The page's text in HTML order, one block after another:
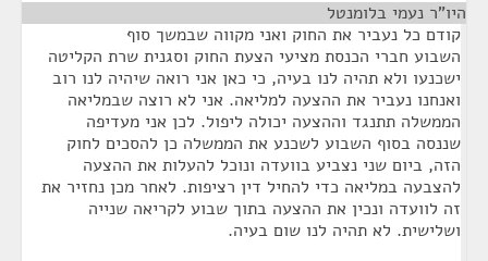
היו"ר נעמי בלומנטל
קודם כל נעביר את החוק ואני מקווה שבמשך סוף
השבוע חברי הכנסת מציעי הצעת החוק וסגנית שרת הקליטה
ישכנעו ולא תהיה לנו בעיה, כי כאן אני רואה שיהיה לנו רוב
ואנחנו נעביר את ההצעה למליאה. אני לא רוצה שבמליאה
הממשלה תתנגד וההצעה יכולה ליפול. לכן אני מעדיפה
שננסה בסוף השבוע לשכנע את הממשלה כן להסכים לחוק
הזה, ביום שני נצביע בוועדה ונוכל להעלות את ההצעה
להצבעה במליאה כדי להחיל דין רציפות. לאחר מכן נחזיר את
זה לוועדה ונכין את ההצעה בתוך שבוע לקריאה שנייה
ושלישית. לא תהיה לנו שום בעיה.